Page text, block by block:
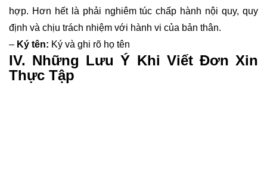
hợp. Hơn hết là phải nghiêm túc chấp hành nội quy, quy
định và chịu trách nhiệm với hành vi của bản thân.
– Ký tên: Ký và ghi rõ họ tên
IV. Những Lưu Ý Khi Viết Đơn Xin
Thực Tập